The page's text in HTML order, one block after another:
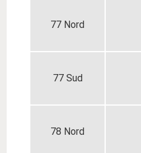
77 Nord
77 Sud
78 Nord